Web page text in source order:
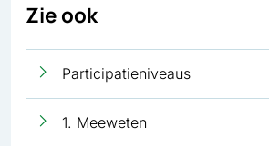
Zie ook
Participatieniveaus
1. Meeweten